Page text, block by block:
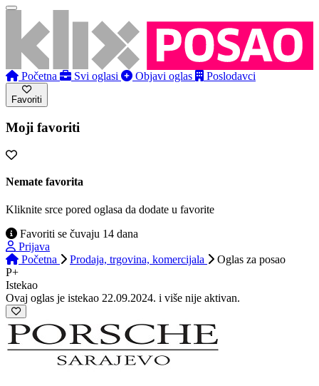
Početna Svi oglasi Objavi oglas Poslodavci
Favoriti
Moji favoriti
Nemate favorita
Kliknite srce pored oglasa da dodate u favorite
Favoriti se čuvaju 14 dana
Prijava
Početna
Prodaja, trgovina, komercijala Oglas za posao
P+
Istekao
Ovaj oglas je istekao 22.09.2024. i više nije aktivan.